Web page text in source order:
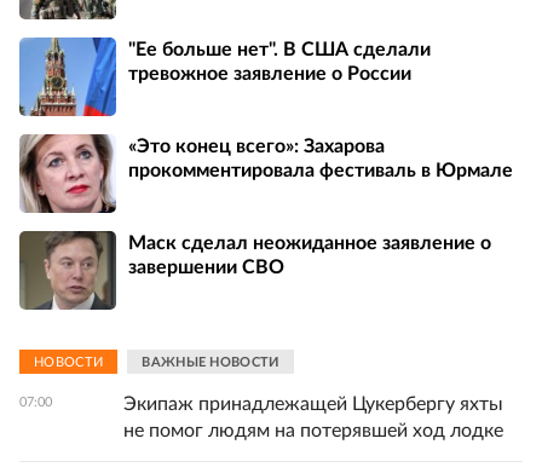
"Ее больше нет". В США сделали
тревожное заявление о России
«Это конец всего»: Захарова
прокомментировала фестиваль в Юрмале
Маск сделал неожиданное заявление о
завершении СВО
НОВОСТИ ВАЖНЫЕ НОВОСТИ
07:00
Экипаж принадлежащей Цукербергу яхты
не помог людям на потерявшей ход лодке